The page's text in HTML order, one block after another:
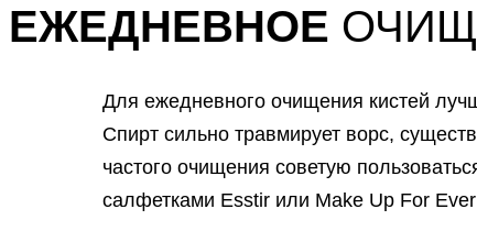
ЕЖЕДНЕВНОЕ
Для ежедневного очищения кистей
Спирт сильно травмирует ворс,
частого очищения советую
салфетками Esstir или Make Up For